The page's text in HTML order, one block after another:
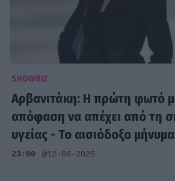
SHOWBIZ
Αρβανιτάκη: Η πρώτη φωτό
απόφαση να απέχει από τη
υγείας - Το αισιόδοξο μήνυμα
23:00 @12-08-2025